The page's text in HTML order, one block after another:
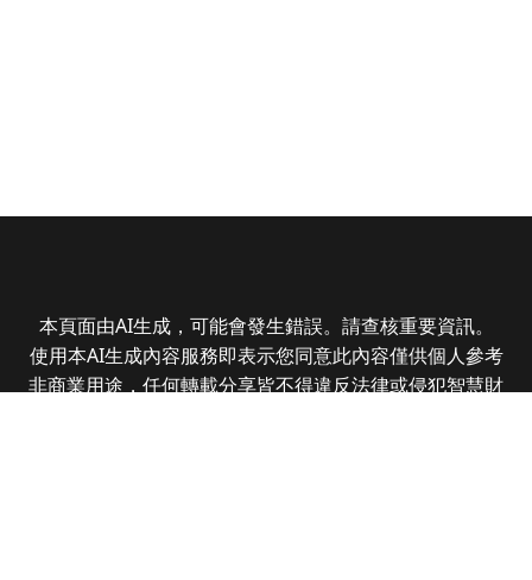
本頁面由AI生成，可能會發生錯誤。請查核重要資訊。
使用本AI生成內容服務即表示您同意此內容僅供個人參考
非商業用途，任何轉載分享皆不得違反法律或侵犯智慧財